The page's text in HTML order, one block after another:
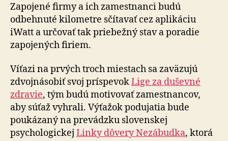
Zapojené firmy a ich zamestnanci budú
odbehnuté kilometre sčítavať cez aplikáciu
iWatt a určovať tak priebežný stav a poradie
zapojených firiem.
Víťazi na prvých troch miestach sa zaväzujú
zdvojnásobiť svoj príspevokLige za duševné
zdravie, tým budú motivovať zamestnancov,
aby súťaž vyhrali. Výťažok podujatia bude
poukázaný na prevádzku slovenskej
psychologickej Linky dôvery Nezábudka, ktorá